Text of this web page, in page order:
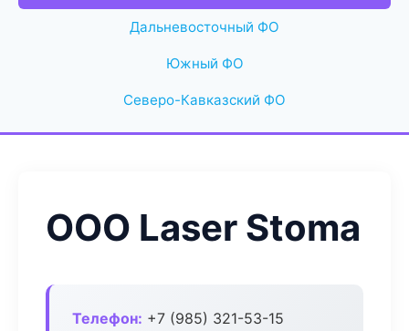
Дальневосточный ФО
Южный ФО
Северо-Кавказский ФО
ООО Laser Stoma
Телефон: +7 (985) 321-53-15